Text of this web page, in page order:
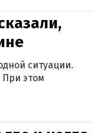
ситуации.
этом